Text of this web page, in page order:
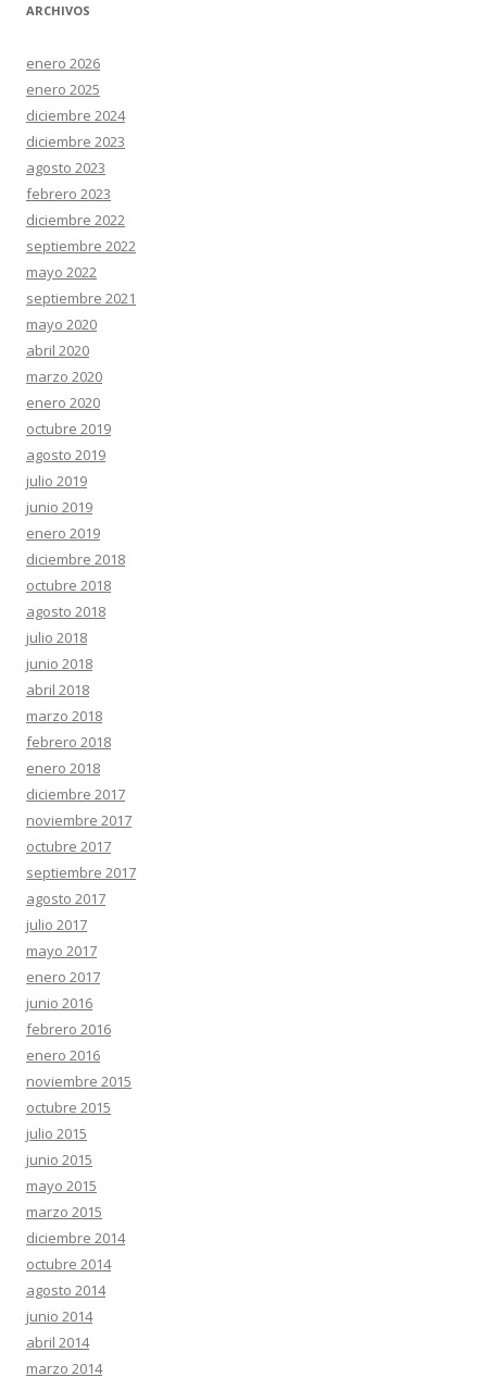
ARCHIVOS
enero 2026
enero 2025
diciembre 2024
diciembre 2023
agosto 2023
febrero 2023
diciembre 2022
septiembre 2022
mayo 2022
septiembre 2021
mayo 2020
abril 2020
marzo 2020
enero 2020
octubre 2019
agosto 2019
julio 2019
junio 2019
enero 2019
diciembre 2018
octubre 2018
agosto 2018
julio 2018
junio 2018
abril 2018
marzo 2018
febrero 2018
enero 2018
diciembre 2017
noviembre 2017
octubre 2017
septiembre 2017
agosto 2017
julio 2017
mayo 2017
enero 2017
junio 2016
febrero 2016
enero 2016
noviembre 2015
octubre 2015
julio 2015
junio 2015
mayo 2015
marzo 2015
diciembre 2014
octubre 2014
agosto 2014
junio 2014
abril 2014
marzo 2014